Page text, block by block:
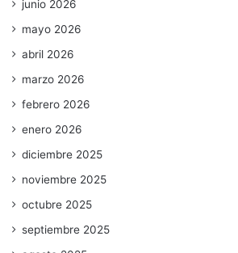
junio 2026
mayo 2026
abril 2026
marzo 2026
febrero 2026
enero 2026
diciembre 2025
noviembre 2025
octubre 2025
septiembre 2025